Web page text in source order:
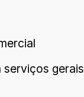
serviços gerais